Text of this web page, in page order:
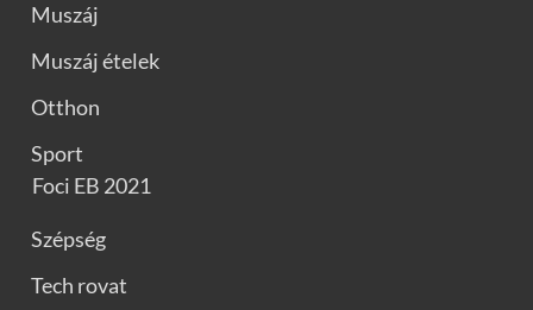
Muszáj
Muszáj ételek
Otthon
Sport
Foci EB 2021
Szépség
Tech rovat